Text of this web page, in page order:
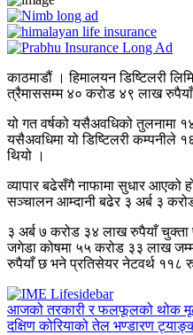
काठमाडौं । हिमालयन डिष्टिलरी
त्रैमाससम्म ४० करोड ४९ लाख
यो गत वर्षको यसैअवधिको तुलनामा
यसैअवधिमा यो डिष्टिलरी कम्पनीले
थियो ।
व्यापार बढेसँगै नाफामा सुधार आएको
सञ्चालन आम्दानी बढेर ३ अर्ब ३
३ अर्ब ७ करोड ३४ लाख रुपैयाँ चुक्ता
जगेडा कोषमा ५५ करोड ३३ लाख
रुपैयाँ छ भने प्रतिसेयर नेटवर्थ ११८
आजको तरकारी र फलफूलको थोक
दक्षिण कोरियाको तेल भण्डारण